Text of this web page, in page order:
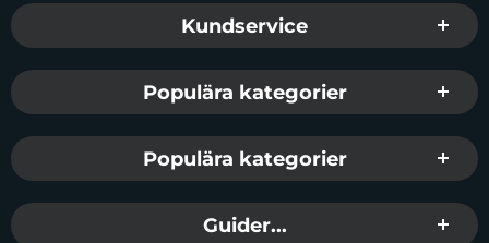
Sidfot Blandad info och länkar
Kundservice
Populära kategorier
Populära kategorier
Guider...